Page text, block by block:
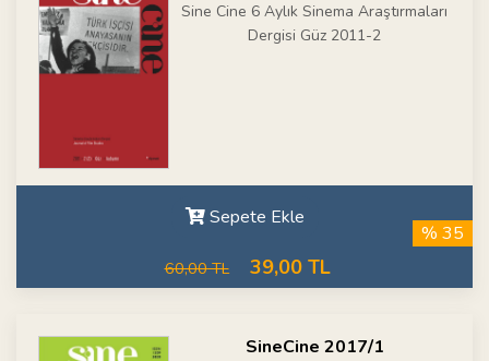
Sine Cine 6 Aylık Sinema Araştırmaları
Dergisi Güz 2011-2
Sepete Ekle
60,00 TL 39,00 TL
% 35
SineCine 2017/1